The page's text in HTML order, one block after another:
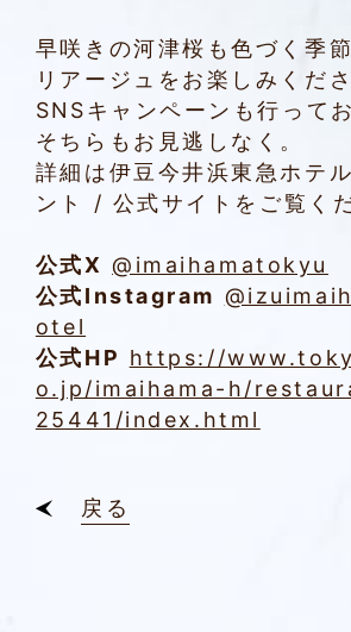
早咲きの河津桜も色づく季
リアージュをお楽しみくださ
SNSキャンペーンも行って
そちらもお見逃しなく。
詳細は伊豆今井浜東急ホテ
ント / 公式サイトをご覧く
公式X @imaihamatokyu
公式Instagram
otel
公式HP https://
o.jp/imaihama-h/
25441/index.html
戻る